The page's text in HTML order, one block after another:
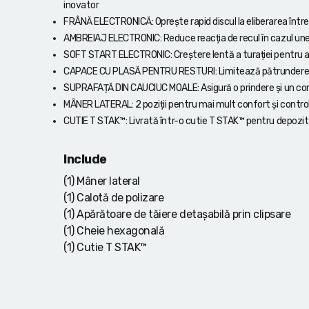
inovator
FRÂNĂ ELECTRONICĂ: Oprește rapid discul la eliberarea
AMBREIAJ ELECTRONIC: Reduce reacția de recul în cazul
SOFT START ELECTRONIC: Creștere lentă a turației
CAPACE CU PLASĂ PENTRU RESTURI: Limitează
SUPRAFAȚĂ DIN CAUCIUC MOALE: Asigură o prindere și
MÂNER LATERAL: 2 poziții pentru mai mult confort și
CUTIE T STAK™: Livrată într-o cutie T STAK™ pentru
Include
(1) Mâner lateral
(1) Calotă de polizare
(1) Apărătoare de tăiere detașabilă prin clipsare
(1) Cheie hexagonală
(1) Cutie T STAK™